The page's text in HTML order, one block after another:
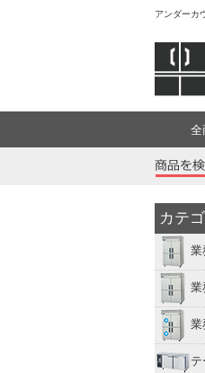
アンダーカ
全
カテ
業
業
業